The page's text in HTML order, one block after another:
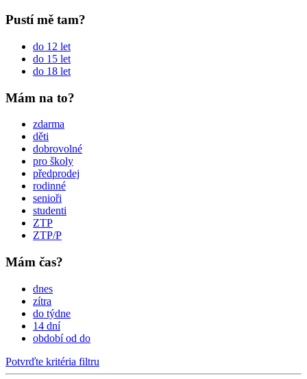
Pustí mě tam?
do 12 let
do 15 let
do 18 let
Mám na to?
zdarma
děti
dobrovolné
pro školy
předprodej
rodinné
senioři
studenti
ZTP
ZTP/P
Mám čas?
dnes
zítra
do týdne
14 dní
období od do
Potvrďte kritéria filtru